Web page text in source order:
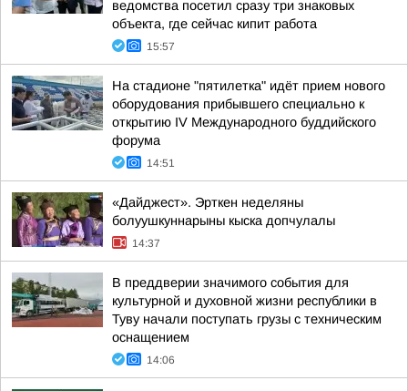
ведомства посетил сразу три знаковых
объекта, где сейчас кипит работа
15:57
На стадионе "пятилетка" идёт прием нового
оборудования прибывшего специально к
открытию IV Международного буддийского
форума
14:51
«Дайджест». Эрткен неделяны
болуушкуннарыны кыска допчулалы
14:37
В преддверии значимого события для
культурной и духовной жизни республики в
Туву начали поступать грузы с техническим
оснащением
14:06